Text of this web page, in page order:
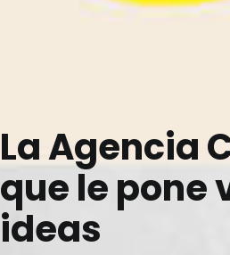
La Agencia
que le pone
ideas